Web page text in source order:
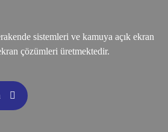
sistemleri ve kamuya açık ekran
çözümleri üretmektedir.